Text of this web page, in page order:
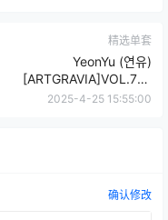
精选单套
YeonYu (연유)
[ARTGRAVIA]VOL.713
[122P7V-705MB]
2025-4-25 15:55:00
确认修改